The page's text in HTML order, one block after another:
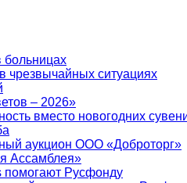
ситуациях
– 2026»
вместо новогодних
аукцион ООО «Доброторг»
Ассамблея»
помогают Русфонду